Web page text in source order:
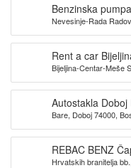
Benzinska
Nevesinje-Rada
Rent a car
Bijeljina-Centar-Meše
Autostakla
Bare, Doboj 74000,
REBAC BENZ
Hrvatskih branitelja